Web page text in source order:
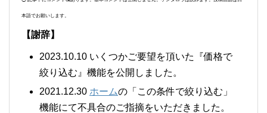
本語でお願いします。
【謝辞】
2023.10.10 いくつかご要望を頂いた『価格で
絞り込む』機能を公開しました。
2021.12.30 ホームの「この条件で絞り込む」
機能にて不具合のご指摘をいただきました。